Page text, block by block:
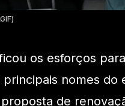
os esforços
nomes do
de